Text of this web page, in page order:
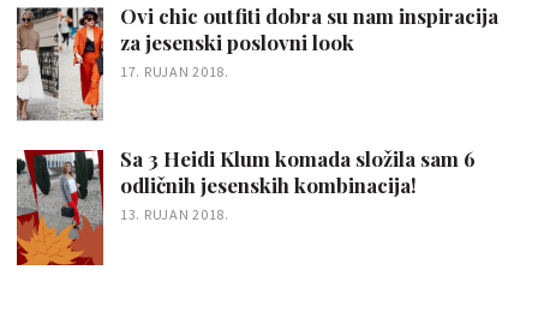
Ovi chic outfiti dobra su nam inspiracija
za jesenski poslovni look
17. RUJAN 2018.
Sa 3 Heidi Klum komada složila sam 6
odličnih jesenskih kombinacija!
13. RUJAN 2018.